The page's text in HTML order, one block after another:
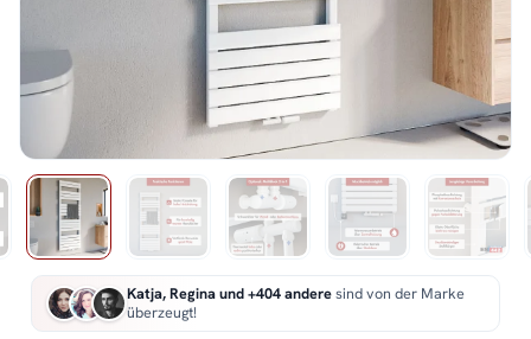
Katja, Regina und +404 anderesind von der Marke
überzeugt!